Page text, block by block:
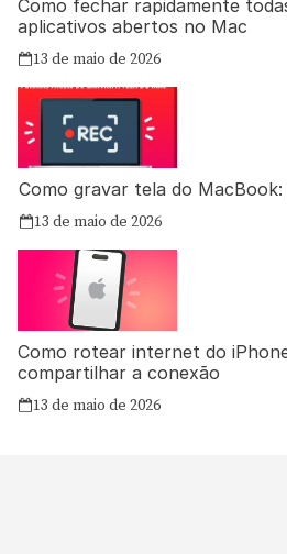
Como fechar rapidamente
aplicativos abertos no Mac
13 de maio de 2026
Como gravar tela do MacBook:
13 de maio de 2026
Como rotear internet do
compartilhar a conexão
13 de maio de 2026